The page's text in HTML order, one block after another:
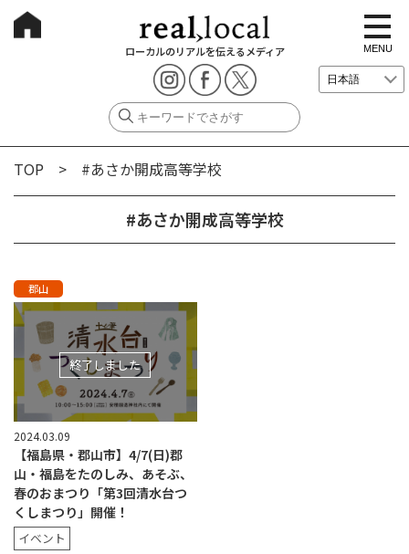
ローカルのリアルを伝えるメディア
t
o
g
g
e
i
i
MENU
TOP > #あさか開成高等学校
#あさか開成高等学校
郡山
終了しました
2024.03.09
【福島県・郡山市】4/7(日)郡
山・福島をたのしみ、あそぶ、
春のおまつり「第3回清水台つ
くしまつり」開催！
イベント